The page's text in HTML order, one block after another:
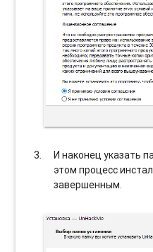
И наконец указать
этом процесс
завершенным.